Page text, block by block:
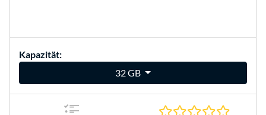
Kapazität:
32 GB